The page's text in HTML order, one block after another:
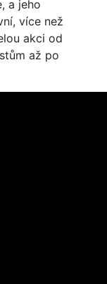
a jeho
více než
akci od
až po